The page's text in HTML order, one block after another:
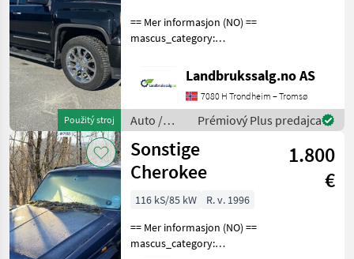
AKTUÁLNA
CESTA
osobné
automobily /
nákladné
automobily /
mopedy
Auto
Motocykle
Auto
Sonstige
VYBRAŤ
KATEGÓRIU
Sonstige
Resetovať
Zobraziť 3
výsledkov
Použitý stroj
== Mer informasjon (NO) ==
mascus_category:
reference number upon
request: 8040 See
en.landbrukssalg.no/8040
for more images GMC Sierra
1
Landbrukssalg.no AS
7080 H Trondheim – Tromsø
Auto /
Motocykle
/ Sonstige
Prémiový Plus predajca
Sonstige
Cherokee
1.800
€
116 kS/85 kW
R. v. 1996
== Mer informasjon (NO) ==
mascus_category: